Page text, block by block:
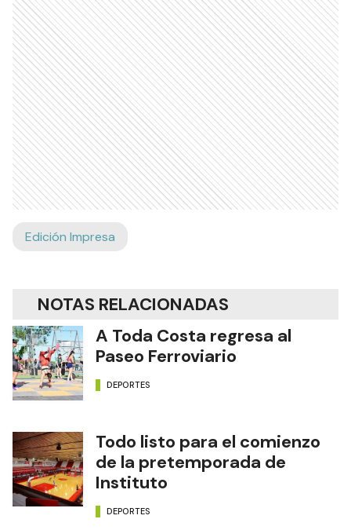
Edición Impresa
NOTAS RELACIONADAS
A Toda Costa regresa al
Paseo Ferroviario
DEPORTES
Todo listo para el comienzo
de la pretemporada de
Instituto
DEPORTES